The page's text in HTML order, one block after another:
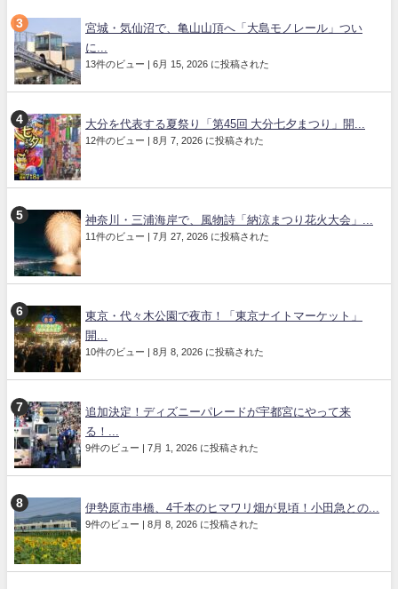
宮城・気仙沼で、亀山山頂へ「大島モノレール」つい
に...
13件のビュー | 6月 15, 2026 に投稿された
大分を代表する夏祭り「第45回 大分七夕まつり」開...
12件のビュー | 8月 7, 2026 に投稿された
神奈川・三浦海岸で、風物詩「納涼まつり花火大会」...
11件のビュー | 7月 27, 2026 に投稿された
東京・代々木公園で夜市！「東京ナイトマーケット」
開...
10件のビュー | 8月 8, 2026 に投稿された
追加決定！ディズニーパレードが宇都宮にやって来
る！...
9件のビュー | 7月 1, 2026 に投稿された
伊勢原市串橋、4千本のヒマワリ畑が見頃！小田急との...
9件のビュー | 8月 8, 2026 に投稿された